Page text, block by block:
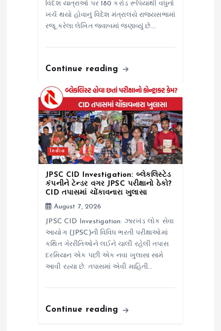
વિદેશ યાત્રાઓ પર 180 કરોડ રૂપિયાથી વધુનો
ખર્ચ થયો હોવાનું વિદેશ મંત્રાલયે રાજ્યસભામાં
રજૂ કરેલા લેખિત જવાબમાં જણાવ્યું છે.…
Continue reading
India
JPSC CID Investigation: બ્લેકલિસ્ટેડ
કંપનીને ટેન્ડર વગર JPSC પરીક્ષાનો ઠેકો?
CID તપાસમાં ચોંકાવનારા ખુલાસા
August 7, 2026
JPSC CID Investigation: ઝારખંડ લોક સેવા
આયોગ (JPSC)ની વિવિધ ભરતી પરીક્ષાઓમાં
કથિત ગેરરીતિઓને લઈને ચાલી રહેલી તપાસ
દરમિયાન એક પછી એક નવા ખુલાસા સામે
આવી રહ્યા છે. તપાસમાં એવી માહિતી…
Continue reading